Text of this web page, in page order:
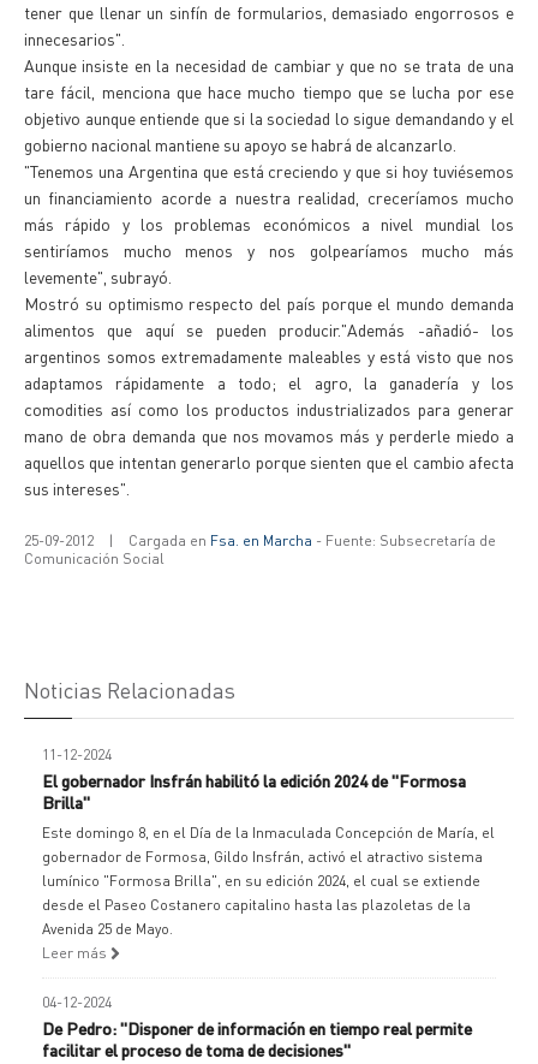
tener que llenar un sinfín de formularios, demasiado engorrosos e
innecesarios".
Aunque insiste en la necesidad de cambiar y que no se trata de una
tare fácil, menciona que hace mucho tiempo que se lucha por ese
objetivo aunque entiende que si la sociedad lo sigue demandando y el
gobierno nacional mantiene su apoyo se habrá de alcanzarlo.
"Tenemos una Argentina que está creciendo y que si hoy tuviésemos
un financiamiento acorde a nuestra realidad, creceríamos mucho
más rápido y los problemas económicos a nivel mundial los
sentiríamos mucho menos y nos golpearíamos mucho más
levemente", subrayó.
Mostró su optimismo respecto del país porque el mundo demanda
alimentos que aquí se pueden producir."Además -añadió- los
argentinos somos extremadamente maleables y está visto que nos
adaptamos rápidamente a todo; el agro, la ganadería y los
comodities así como los productos industrializados para generar
mano de obra demanda que nos movamos más y perderle miedo a
aquellos que intentan generarlo porque sienten que el cambio afecta
sus intereses".
25-09-2012 | Cargada en Fsa. en Marcha - Fuente: Subsecretaría de
Comunicación Social
Noticias Relacionadas
11-12-2024
El gobernador Insfrán habilitó la edición 2024 de "Formosa
Brilla"
Este domingo 8, en el Día de la Inmaculada Concepción de María, el
gobernador de Formosa, Gildo Insfrán, activó el atractivo sistema
lumínico "Formosa Brilla", en su edición 2024, el cual se extiende
desde el Paseo Costanero capitalino hasta las plazoletas de la
Avenida 25 de Mayo.
Leer más
04-12-2024
De Pedro: "Disponer de información en tiempo real permite
facilitar el proceso de toma de decisiones"